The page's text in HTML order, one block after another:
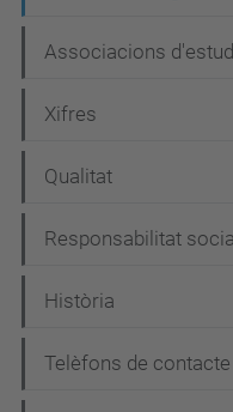
a
v
g
a
i
ó
Associacions
Xifres
Qualitat
Responsabilitat
Història
Telèfons de contacte